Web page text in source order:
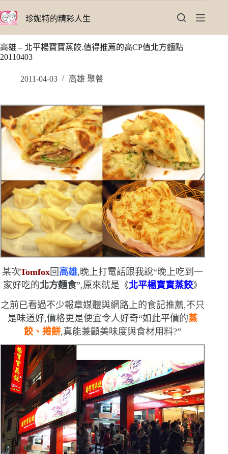
至
要
內
珍妮特的精彩人生
高雄 – 北平楊寶寶蒸餃.值得推薦的高CP值北方麵點
20110403
2011-04-03 高雄 聚餐
某次Tomfox回 高雄,晚上打電話跟我說“晚上吃到一
家好吃的北方麵食”,原來就是《北平楊寶寶蒸餃》
之前已看過不少報章媒體與網路上的食記推薦,不只
是味道好,價格更是便宜令人好奇“如此平價的蒸
餃、捲餅,真能兼顧美味度與食材用料?”